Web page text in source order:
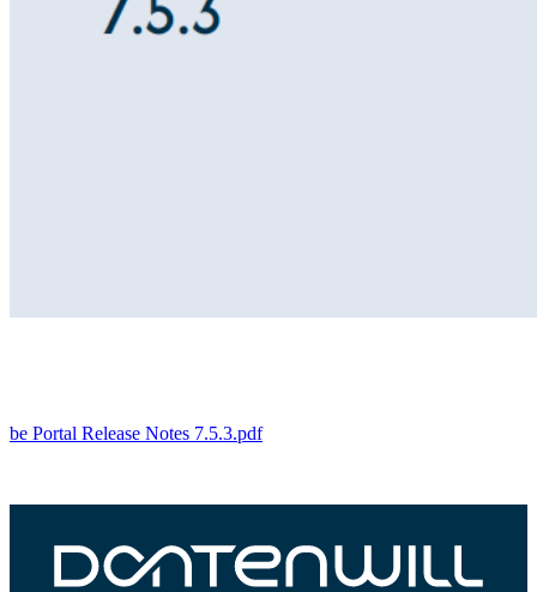
be Portal Release Notes 7.5.3.pdf